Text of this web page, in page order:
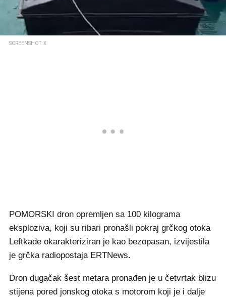
SCREENSHOT: X
POMORSKI dron opremljen sa 100 kilograma
eksploziva, koji su ribari pronašli pokraj grčkog otoka
Leftkade okarakteriziran je kao bezopasan, izvijestila
je grčka radiopostaja ERTNews.
Dron dugačak šest metara pronađen je u četvrtak blizu
stijena pored jonskog otoka s motorom koji je i dalje